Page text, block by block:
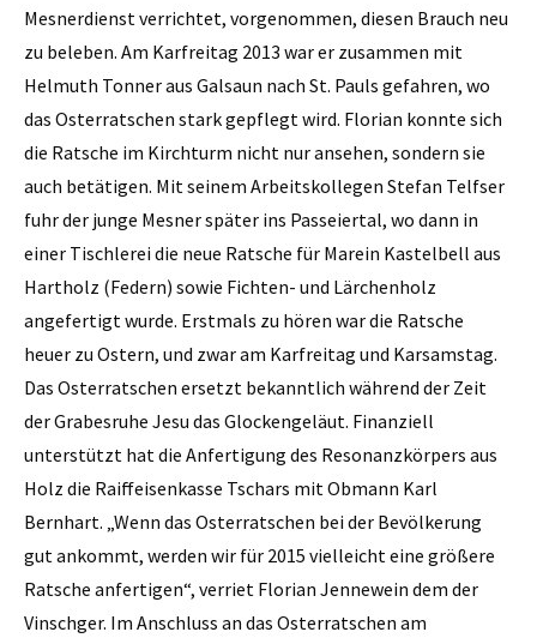
Mesnerdienst verrichtet, vorgenommen, diesen Brauch neu
zu beleben. Am Karfreitag 2013 war er zusammen mit
Helmuth Tonner aus Galsaun nach St. Pauls gefahren, wo
das Osterratschen stark gepflegt wird. Florian konnte sich
die Ratsche im Kirchturm nicht nur ansehen, sondern sie
auch betätigen. Mit seinem Arbeitskollegen Stefan Telfser
fuhr der junge Mesner später ins Passeiertal, wo dann in
einer Tischlerei die neue Ratsche für Marein Kastelbell aus
Hartholz (Federn) sowie Fichten- und Lärchenholz
angefertigt wurde. Erstmals zu hören war die Ratsche
heuer zu Ostern, und zwar am Karfreitag und Karsamstag.
Das Osterratschen ersetzt bekanntlich während der Zeit
der Grabesruhe Jesu das Glockengeläut. Finanziell
unterstützt hat die Anfertigung des Resonanzkörpers aus
Holz die Raiffeisenkasse Tschars mit Obmann Karl
Bernhart. „Wenn das Osterratschen bei der Bevölkerung
gut ankommt, werden wir für 2015 vielleicht eine größere
Ratsche anfertigen“, verriet Florian Jennewein dem der
Vinschger. Im Anschluss an das Osterratschen am